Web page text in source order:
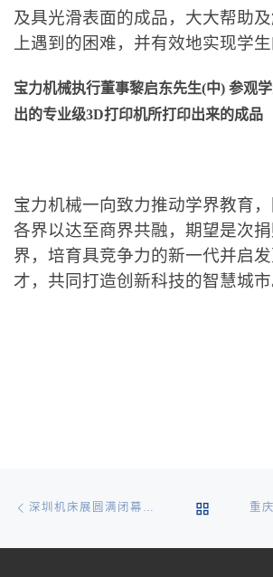
及具光滑表面的成品，大大帮助
上遇到的困难，并有效地实现学生
宝力机械执行董事黎启东先生(中) 参观
出的专业级3D打印机所打印出来的成品
宝力机械一向致力推动学界教育
各界以达至商界共融，期望是次
界，培育具竞争力的新一代并启
才，共同打造创新科技的智慧城市
深圳机床展圆满闭幕，宝力机械与您相约下一场精彩！ BACK